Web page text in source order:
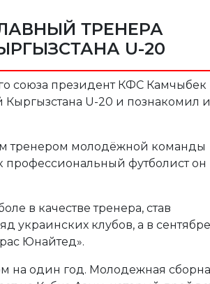
ТРЕНЕРА
U-20
союза президент КФС Камчыбек
U-20 и познакомил
тренером молодёжной команды
профессиональный футболист он
в качестве тренера, став
украинских клубов, а в сентябре
Юнайтед».
на один год. Молодежная